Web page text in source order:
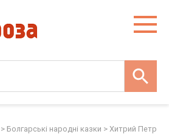
> Болгарські народні казки > Хитрий Петр